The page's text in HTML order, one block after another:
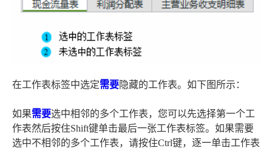
在工作表标签中选定需要隐藏的工作表。如下图所示：
如果需要选中相邻的多个工作表，您可以先选择第一个工
作表然后按住Shift键单击最后一张工作表标签。如果需要
选中不相邻的多个工作表，请按住Ctrl键，逐一单击工作表